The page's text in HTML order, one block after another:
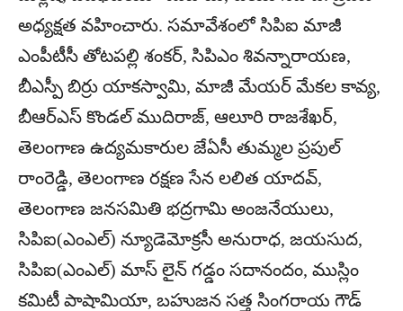
అధ్యక్షత వహించారు. సమావేశంలో సిపిఐ మాజీ
ఎంపీటీసీ తోటపల్లి శంకర్, సిపిఎం శివన్నారాయణ,
బీఎస్పీ బిర్రు యాకస్వామి, మాజీ మేయర్ మేకల కావ్య,
బీఆర్ఎస్ కొండల్ ముదిరాజ్, ఆలూరి రాజశేఖర్,
తెలంగాణ ఉద్యమకారుల జేఏసీ తుమ్మల ప్రపుల్
రాంరెడ్డి, తెలంగాణ రక్షణ సేన లలిత యాదవ్,
తెలంగాణ జనసమితి భద్రగామి అంజనేయులు,
సిపిఐ(ఎంఎల్) న్యూడెమోక్రసీ అనురాధ, జయసుద,
సిపిఐ(ఎంఎల్) మాస్ లైన్ గడ్డం సదానందం, ముస్లిం
కమిటీ పాషామియా, బహుజన సత్త సింగరాయ గౌడ్